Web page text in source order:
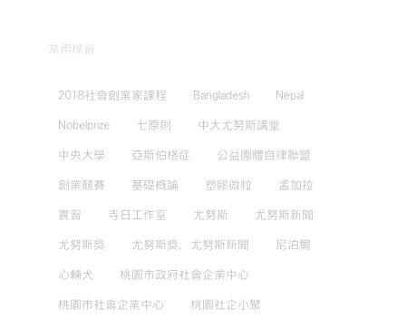
常用標籤
2018社會創業家課程 Bangladesh Nepal
Nobelprize 七原則 中大尤努斯講堂
中央大學 亞斯伯格症 公益團體自律聯盟
創業競賽 基礎概論 塑膠微粒 孟加拉
實習 寺日工作室 尤努斯 尤努斯新聞
尤努斯獎 尤努斯獎，尤努斯新聞 尼泊爾
心輔犬 桃園市政府社會企業中心
桃園市社會企業中心 桃園社企小聚